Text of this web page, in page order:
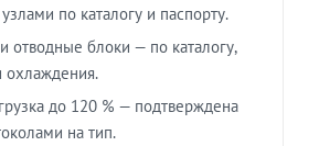
по каталогу и паспорту.
отводные блоки — по каталогу,
охлаждения.
до 120 % — подтверждена
на тип.